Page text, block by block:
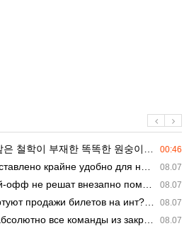
00:46
부재한 똑똑한 원숭이에게 있다는게 문제.
08.07
крайне удобно для нашего часово…
08.07
решат внезапно поменять. https:/…
08.07
продажи билетов на инт? https://g…
08.07
все команды из закрытых квали…